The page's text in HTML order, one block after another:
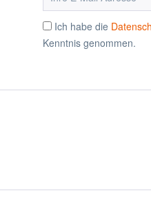
Ich habe die
Kenntnis genommen.